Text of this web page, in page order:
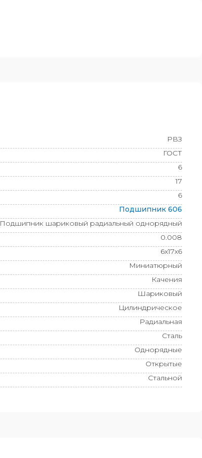
РВЗ
ГОСТ
6
17
6
Подшипник 606
Подшипник шариковый радиальный однорядный
0.008
6x17x6
Миниатюрный
Качения
Шариковый
Цилиндрическое
Радиальная
Сталь
Однорядные
Открытые
Стальной